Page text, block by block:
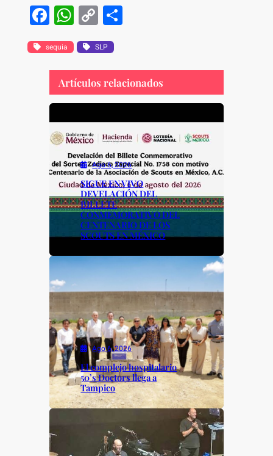
F
a
c
e
b
o
o
k
W
h
at
s
A
p
p
C
o
p
y
Li
n
k
S
e
sequia SLP
Artículos relacionados
Ago 6, 2026
SIGUE EN VIVO
DEVELACIÓN DEL
BILLETE
CONMEMORATIVO DEL
CENTENARIO DE LOS
SCOUTS EN MÉXICO
Ago 6, 2026
El complejo hospitalario
50’s Doctors llega a
Tampico